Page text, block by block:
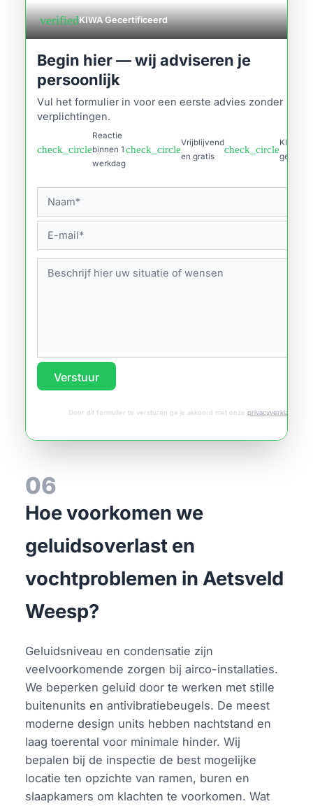
verifiedKIWA Gecertificeerd
Begin hier — wij adviseren je
persoonlijk
Vul het formulier in voor een eerste advies zonder
verplichtingen.
check_circle
Reactie
binnen 1
werkdag
check_circle
Vrijblijvend
en gratis
check_circle
KIWA
Verstuur
Door dit formulier te versturen ga je akkoord met onze privacyverklaring
06
Hoe voorkomen we
geluidsoverlast en
vochtproblemen in Aetsveld
Weesp?
Geluidsniveau en condensatie zijn
veelvoorkomende zorgen bij airco-installaties.
We beperken geluid door te werken met stille
buitenunits en antivibratiebeugels. De meest
moderne design units hebben nachtstand en
laag toerental voor minimale hinder. Wij
bepalen bij de inspectie de best mogelijke
locatie ten opzichte van ramen, buren en
slaapkamers om klachten te voorkomen. Wat